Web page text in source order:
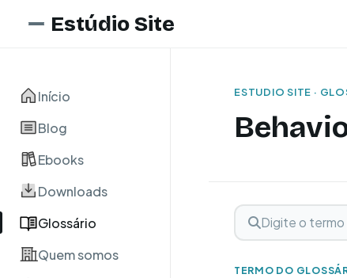
Estúdio Site
Início
Blog
Ebooks
Downloads
Glossário
Quem somos
ESTUDIO SITE ·
Buscar
Digite o termo para
TERMO DO